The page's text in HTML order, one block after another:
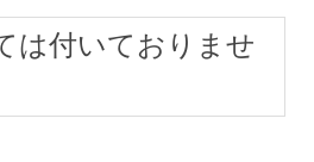
は付いておりませ